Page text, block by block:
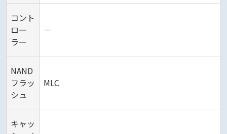
コント
ロー
ラー
－
NAND
フラッ
シュ
MLC
キャッ